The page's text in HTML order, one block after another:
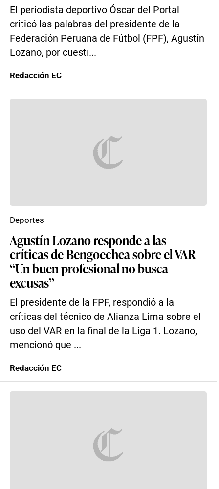
El periodista deportivo Óscar del Portal
criticó las palabras del presidente de la
Federación Peruana de Fútbol (FPF), Agustín
Lozano, por cuesti...
Redacción EC
Agustín Lozano responde a las
críticas de Bengoechea sobre el VAR
“Un buen profesional no busca
excusas”
El presidente de la FPF, respondió a la
críticas del técnico de Alianza Lima sobre el
uso del VAR en la final de la Liga 1. Lozano,
mencionó que ...
Deportes
Redacción EC